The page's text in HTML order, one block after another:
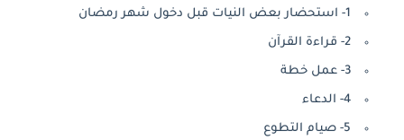
1- استحضار بعض النيات قبل دخول شهر رمضان
2- قراءة القرآن
3- عمل خطة
4- الدعاء
5- صيام التطوع